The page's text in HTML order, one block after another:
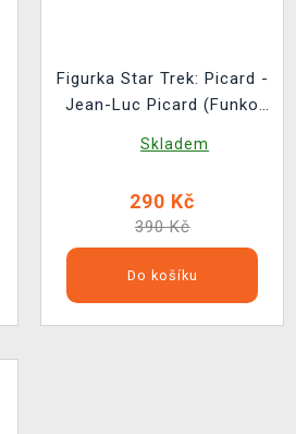
Figurka Star Trek: Picard -
Jean-Luc Picard (Funko
Skladem
290 Kč
390 Kč
Do košíku